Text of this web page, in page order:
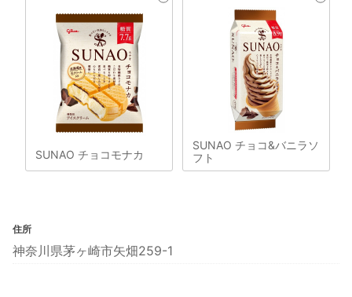
SUNAO チョコモナカ
SUNAO チョコ&バニラソ
フト
住所
神奈川県茅ヶ崎市矢畑259-1